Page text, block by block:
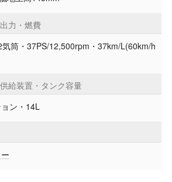
力・燃費
筒・37PS/12,500rpm・37km/L(60km/h
給装置・タンク容量
ン・14L